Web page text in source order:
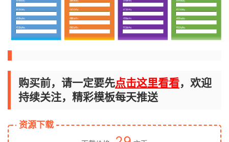
购买前，请一定要先点击这里看看，欢迎
持续关注，精彩模板每天推送
资源下载